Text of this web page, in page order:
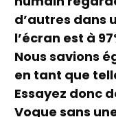
d’autres dans
l’écran est à
Nous savions
en tant que
Essayez donc
Vogue sans